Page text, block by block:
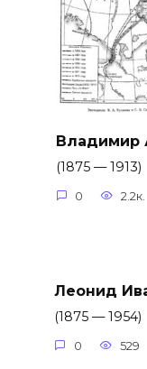
Владимир
(1875 —
0 2.2к.
Леонид
(1875 —
0 529